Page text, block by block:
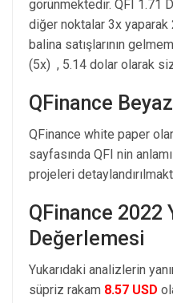
görünmektedir. QFI 1.71
diğer noktalar 3x yaparak
balina satışlarının
(5x) , 5.14 dolar olarak
QFinance
QFinance white paper
sayfasında QFI nin
projeleri
QFinance 2022
Değerlemesi
Yukarıdaki analizlerin
süpriz rakam 8.57 USD